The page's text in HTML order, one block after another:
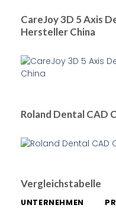
CareJoy 3D 5 Axis
Hersteller China
Roland Dental CAD
Vergleichstabelle
UNTERNEHMEN